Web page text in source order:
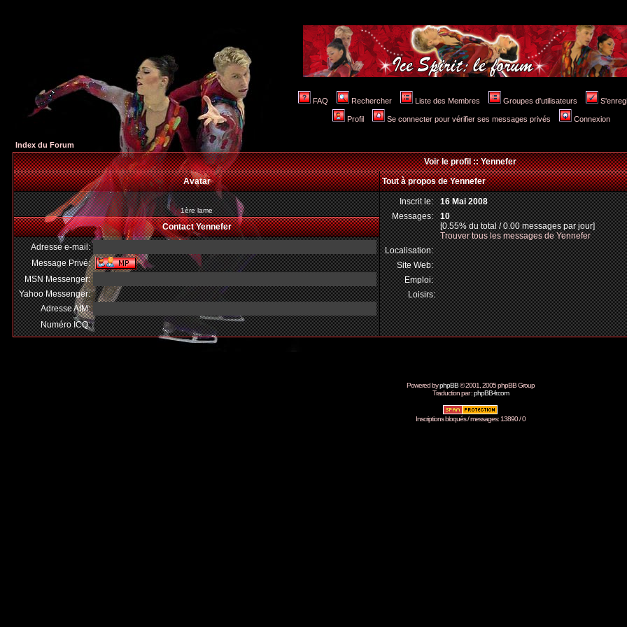
FAQ Rechercher Liste des Membres Groupes d'utilisateurs
Profil Se connecter pour vérifier ses messages privés Connexion
Index du Forum
Voir le profil :: Yennefer
Avatar
Tout à propos de Yennefer
1ère lame
Inscrit le: 16 Mai 2008
Messages: 10
[0.55% du total / 0.00 messages par jour]
Trouver tous les messages de Yennefer
Localisation:
Site Web:
Emploi:
Loisirs:
Contact Yennefer
Adresse e-mail:
Message Privé:
MSN Messenger:
Yahoo Messenger:
Adresse AIM:
Numéro ICQ:
Powered byphpBB© 2001, 2005 phpBB Group
Traduction par :phpBB-fr.com
Inscriptions bloqués / messages: 13890 / 0